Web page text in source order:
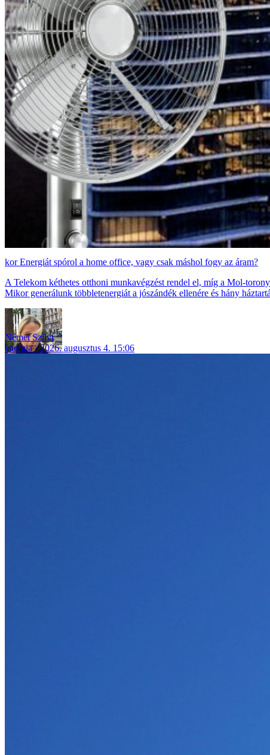
Energiát spórol a home office, vagy csak máshol fogy az áram?
A Telekom kéthetes otthoni munkavégzést rendel el, míg a Mol-
Mikor generálunk többletenergiát a jószándék ellenére és hány
Német Szilvi
energia
2026. augusztus 4. 15:06